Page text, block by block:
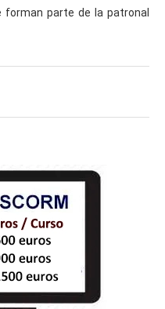
parte de la patronal